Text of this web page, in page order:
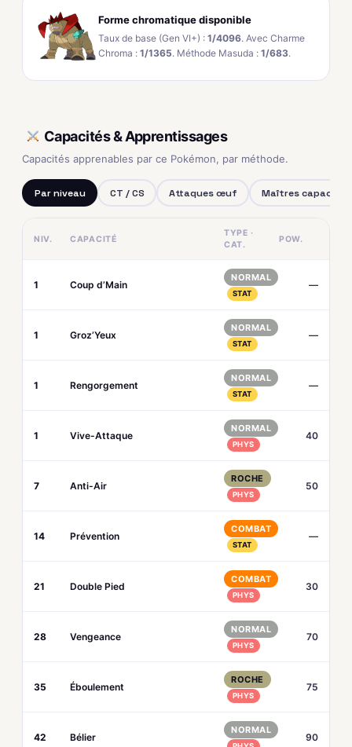
Forme chromatique disponible
Taux de base (Gen VI+) : 1/4096. Avec Charme
Chroma : 1/1365. Méthode Masuda : 1/683.
Capacités & Apprentissages
Capacités apprenables par ce Pokémon, par méthode.
Par niveau CT / CS Attaques œuf Maîtres capacités
NIV. CAPACITÉ
TYPE ·
CAT.
POW.
1 Coup d’Main
NORMAL
STAT
—
1 Groz’Yeux
NORMAL
STAT
—
1 Rengorgement
NORMAL
STAT
—
1 Vive-Attaque
NORMAL
PHYS
40
7 Anti-Air
ROCHE
PHYS
50
14 Prévention
COMBAT
STAT
—
21 Double Pied
COMBAT
PHYS
30
28 Vengeance
NORMAL
PHYS
70
35 Éboulement
ROCHE
PHYS
75
42 Bélier
NORMAL
90